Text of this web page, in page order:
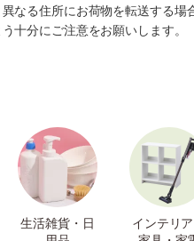
なる住所にお荷物を転送する
十分にご注意をお願いします。
生活雑貨・日
インテリア